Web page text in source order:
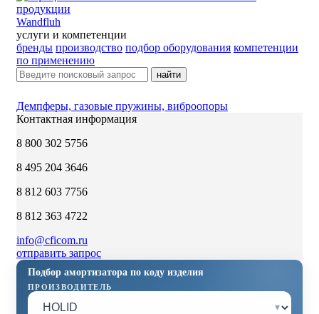
Wandfluh
услуги и компетенции
бренды производство подбор оборудования компетенции
по применению
найти
Демпферы, газовые пружины, виброопоры
Контактная информация
8 800 302 5756
8 495 204 3646
8 812 603 7756
8 812 363 4722
info@cficom.ru
отправить запрос
Подбор амортизатора по коду изделия
ПРОИЗВОДИТЕЛЬ
▾